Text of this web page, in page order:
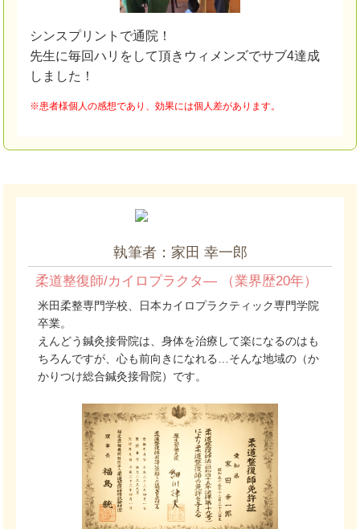
シンスプリントで通院！
先生に毎回ハリをして頂きウィメンズでサブ4達成
しました！
※患者様個人の感想であり、効果には個人差があります。
執筆者：家田 幸一郎
柔道整復師/カイロプラクタ― （業界歴20年）
米田柔整専門学校、日本カイロプラクティック専門学院
卒業。
えんどう鍼灸接骨院は、身体を治療して楽になるのはも
ちろんですが、心も前向きになれる…そんな地域の（か
かりつけ総合鍼灸接骨院）です。